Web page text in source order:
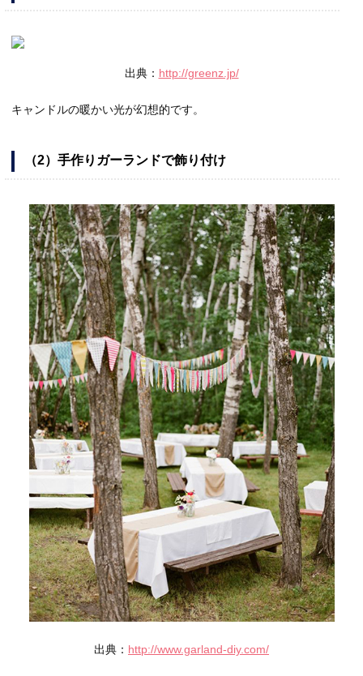
出典： http://greenz.jp/
キャンドルの暖かい光が幻想的です。
（2）手作りガーランドで飾り付け
出典： http://www.garland-diy.com/